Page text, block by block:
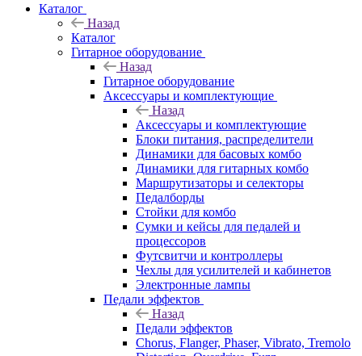
Каталог
Назад
Каталог
Гитарное оборудование
Назад
Гитарное оборудование
Аксессуары и комплектующие
Назад
Аксессуары и комплектующие
Блоки питания, распределители
Динамики для басовых комбо
Динамики для гитарных комбо
Маршрутизаторы и селекторы
Педалборды
Стойки для комбо
Сумки и кейсы для педалей и
процессоров
Футсвитчи и контроллеры
Чехлы для усилителей и кабинетов
Электронные лампы
Педали эффектов
Назад
Педали эффектов
Chorus, Flanger, Phaser, Vibrato, Tremolo